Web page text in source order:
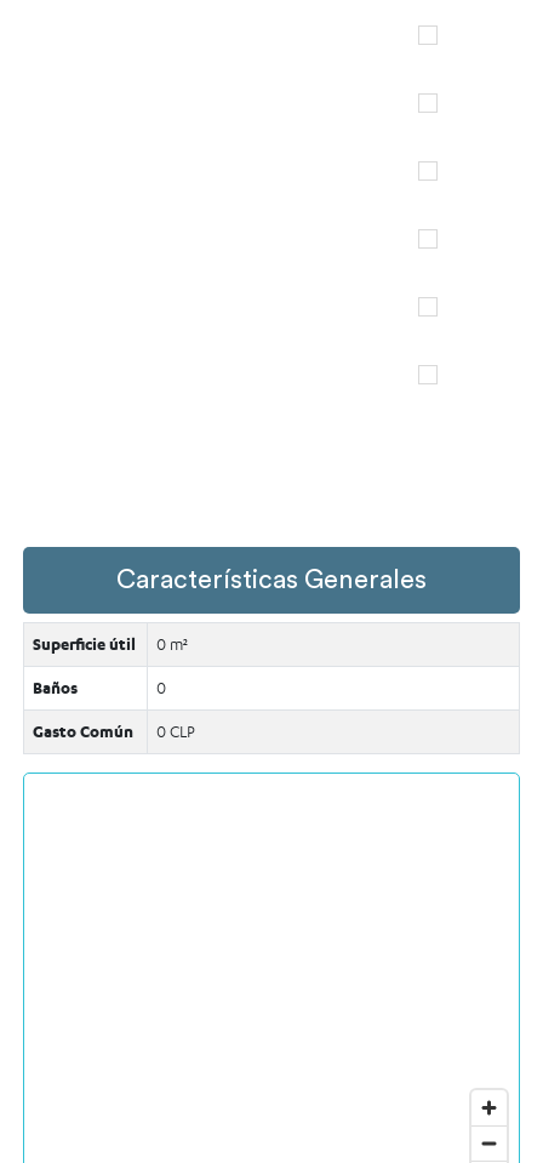
Características Generales
Superficie útil 0 m²
Baños 0
Gasto Común 0 CLP